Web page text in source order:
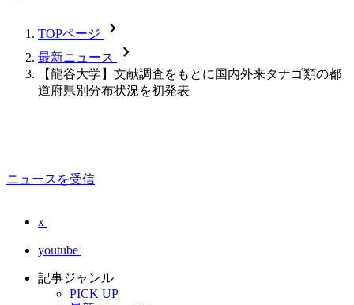
TOPページ chevron_forward
最新ニュース chevron_forward
【龍谷大学】文献調査をもとに国内外来タナゴ類の都
道府県別分布状況を初発表
ニュースを受信
x
youtube
記事ジャンル
PICK UP